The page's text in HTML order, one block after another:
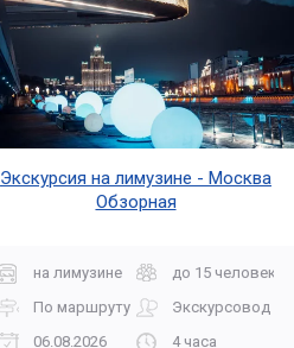
Экскурсия на лимузине - Москва
Обзорная
на лимузине
до 15 человек
По маршруту
Экскурсовод
06.08.2026
4 часа